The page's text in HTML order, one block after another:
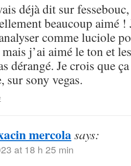
déjà dit sur
beaucoup aimé !
comme luciole
mais j’ai aimé le ton et
dérangé. Je crois que
sur sony vegas.
mercolasays:
at 18 h 25 min